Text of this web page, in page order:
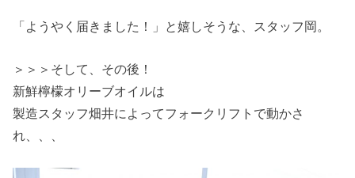
「ようやく届きました！」と嬉しそうな、スタッフ岡。
＞＞＞そして、その後！
新鮮檸檬オリーブオイルは
製造スタッフ畑井によってフォークリフトで動かさ
れ、、、